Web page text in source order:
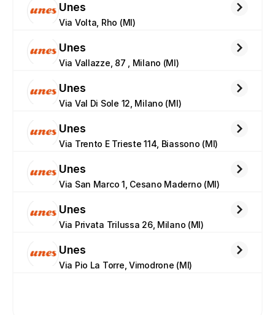
Unes
Via Volta, Rho (MI)
Unes
Via Vallazze, 87 , Milano (MI)
Unes
Via Val Di Sole 12, Milano (MI)
Unes
Via Trento E Trieste 114, Biassono (MI)
Unes
Via San Marco 1, Cesano Maderno (MI)
Unes
Via Privata Trilussa 26, Milano (MI)
Unes
Via Pio La Torre, Vimodrone (MI)